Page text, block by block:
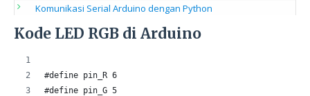
Komunikasi Serial Arduino dengan Python
Kode LED RGB di Arduino
#define pin_R 6
#define pin_G 5